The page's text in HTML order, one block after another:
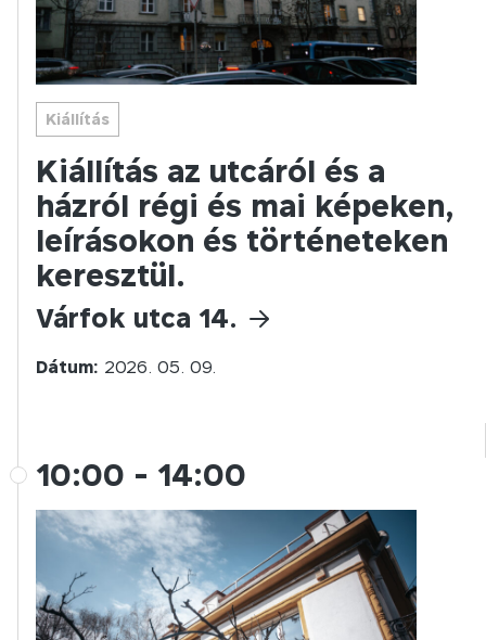
Kiállítás
Kiállítás az utcáról és a
házról régi és mai képeken,
leírásokon és történeteken
keresztül.
Várfok utca 14.
Dátum: 2026. 05. 09.
10:00 - 14:00